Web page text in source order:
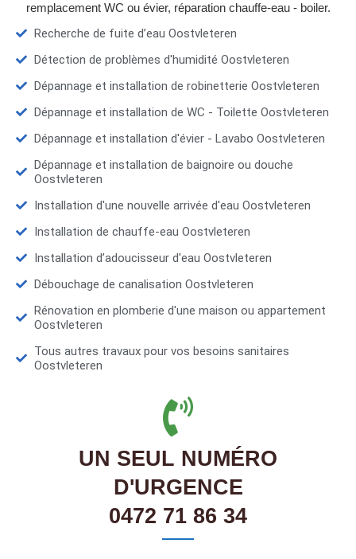
remplacement WC ou évier, réparation chauffe-eau - boiler.
Recherche de fuite d’eau Oostvleteren
Détection de problèmes d'humidité Oostvleteren
Dépannage et installation de robinetterie Oostvleteren
Dépannage et installation de WC - Toilette Oostvleteren
Dépannage et installation d'évier - Lavabo Oostvleteren
Dépannage et installation de baignoire ou douche
Oostvleteren
Installation d'une nouvelle arrivée d'eau Oostvleteren
Installation de chauffe-eau Oostvleteren
Installation d’adoucisseur d'eau Oostvleteren
Débouchage de canalisation Oostvleteren
Rénovation en plomberie d'une maison ou appartement
Oostvleteren
Tous autres travaux pour vos besoins sanitaires
Oostvleteren
UN SEUL NUMÉRO
D'URGENCE
0472 71 86 34